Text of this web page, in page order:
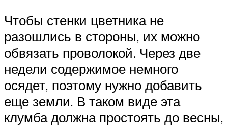
Чтобы стенки цветника не
разошлись в стороны, их можно
обвязать проволокой. Через две
недели содержимое немного
осядет, поэтому нужно добавить
еще земли. В таком виде эта
клумба должна простоять до весны,